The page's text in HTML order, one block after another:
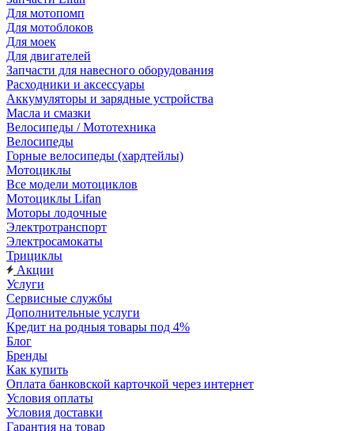
Для мотопомп
Для мотоблоков
Для моек
Для двигателей
Запчасти для навесного оборудования
Расходники и аксессуары
Аккумуляторы и зарядные устройства
Масла и смазки
Велосипеды / Мототехника
Велосипеды
Горные велосипеды (хардтейлы)
Мотоциклы
Все модели мотоциклов
Мотоциклы Lifan
Моторы лодочные
Электротранспорт
Электросамокаты
Трициклы
Акции
Услуги
Сервисные службы
Дополнительные услуги
Кредит на родныя товары под 4%
Блог
Бренды
Как купить
Оплата банковской карточкой через интернет
Условия оплаты
Условия доставки
Гарантия на товар